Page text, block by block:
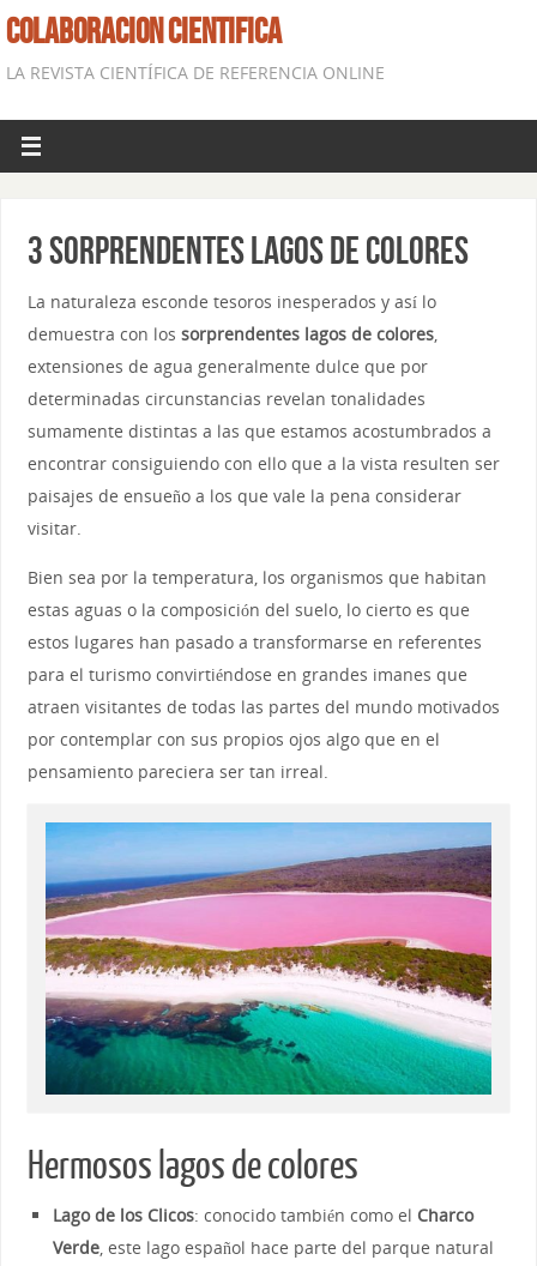
COLABORACION CIENTIFICA
LA REVISTA CIENTÍFICA DE REFERENCIA ONLINE
3 Sorprendentes lagos de colores
La naturaleza esconde tesoros inesperados y así lo
demuestra con los sorprendentes lagos de colores,
extensiones de agua generalmente dulce que por
determinadas circunstancias revelan tonalidades
sumamente distintas a las que estamos acostumbrados a
encontrar consiguiendo con ello que a la vista resulten ser
paisajes de ensueño a los que vale la pena considerar
visitar.
Bien sea por la temperatura, los organismos que habitan
estas aguas o la composición del suelo, lo cierto es que
estos lugares han pasado a transformarse en referentes
para el turismo convirtiéndose en grandes imanes que
atraen visitantes de todas las partes del mundo motivados
por contemplar con sus propios ojos algo que en el
pensamiento pareciera ser tan irreal.
Hermosos lagos de colores
Lago de los Clicos: conocido también como el Charco
Verde, este lago español hace parte del parque natural